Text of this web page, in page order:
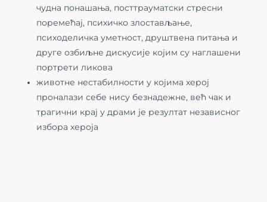
чудна понашања, посттрауматски стресни
поремећај, психичко злостављање,
психоделичка уметност, друштвена питања и
друге озбиљне дискусије којим су наглашени
портрети ликова
животне нестабилности у којима херој
проналази себе нису безнадежне, већ чак и
трагични крај у драми је резултат независног
избора хероја